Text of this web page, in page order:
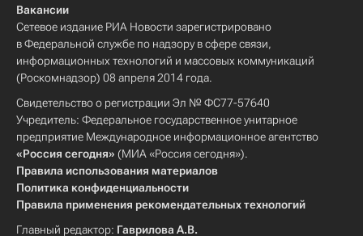
Вакансии
Сетевое издание РИА Новости зарегистрировано
в Федеральной службе по надзору в сфере связи,
информационных технологий и массовых коммуникаций
(Роскомнадзор) 08 апреля 2014 года.
Свидетельство о регистрации Эл № ФС77-57640
Учредитель: Федеральное государственное унитарное
предприятие Международное информационное агентство
«Россия сегодня» (МИА «Россия сегодня»).
Правила использования материалов
Политика конфиденциальности
Правила применения рекомендательных технологий
Главный редактор: Гаврилова А.В.